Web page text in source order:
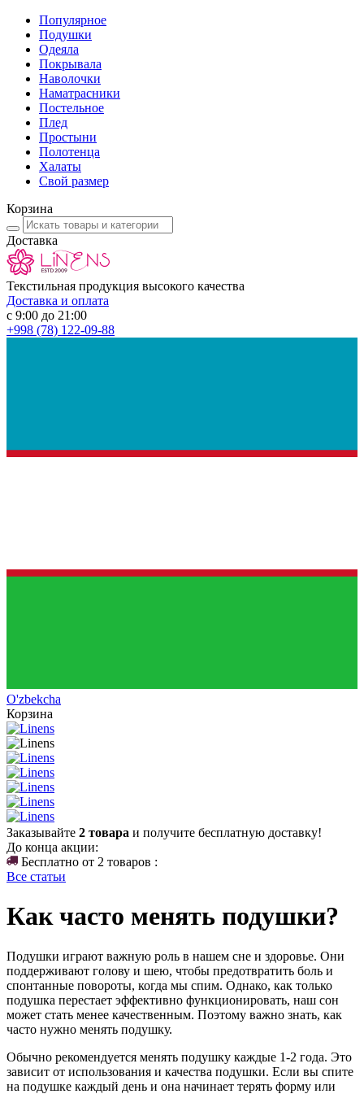
Популярное
Подушки
Одеяла
Покрывала
Наволочки
Наматрасники
Постельное
Плед
Простыни
Полотенца
Халаты
Свой размер
Корзина
Доставка
Текстильная продукция высокого качества
Доставка и оплата
с 9:00 до 21:00
+998 (78) 122-09-88
O'zbekcha
Корзина
Заказывайте 2 товара и получите бесплатную доставку!
До конца акции:
Бесплатно от 2 товаров :
Все статьи
Как часто менять подушки?
Подушки играют важную роль в нашем сне и здоровье. Они
поддерживают голову и шею, чтобы предотвратить боль и
спонтанные повороты, когда мы спим. Однако, как только
подушка перестает эффективно функционировать, наш сон
может стать менее качественным. Поэтому важно знать, как
часто нужно менять подушку.
Обычно рекомендуется менять подушку каждые 1-2 года. Это
зависит от использования и качества подушки. Если вы спите
на подушке каждый день и она начинает терять форму или